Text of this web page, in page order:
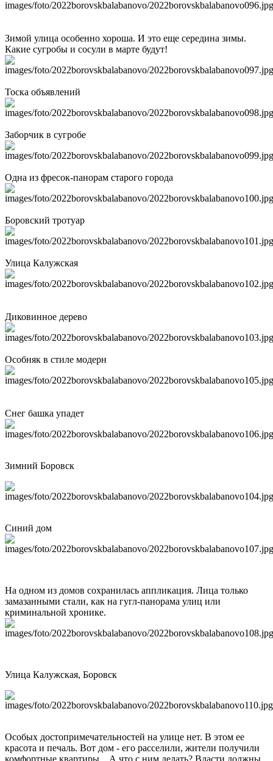
Зимой улица особенно хороша. И это еще середина зимы.
Какие сугробы и сосули в марте будут!
Тоска объявлений
Заборчик в сугробе
Одна из фресок-панорам старого города
Боровский тротуар
Улица Калужская
Диковинное дерево
Особняк в стиле модерн
Снег башка упадет
Зимний Боровск
Синий дом
На одном из домов сохранилась аппликация. Лица только
замазанными стали, как на гугл-панорама улиц или
криминальной хронике.
Улица Калужская, Боровск
Особых достопримечательностей на улице нет. В этом ее
красота и печаль. Вот дом - его расселили, жители получили
комфортные квартиры... А что с ним делать? Власти должны